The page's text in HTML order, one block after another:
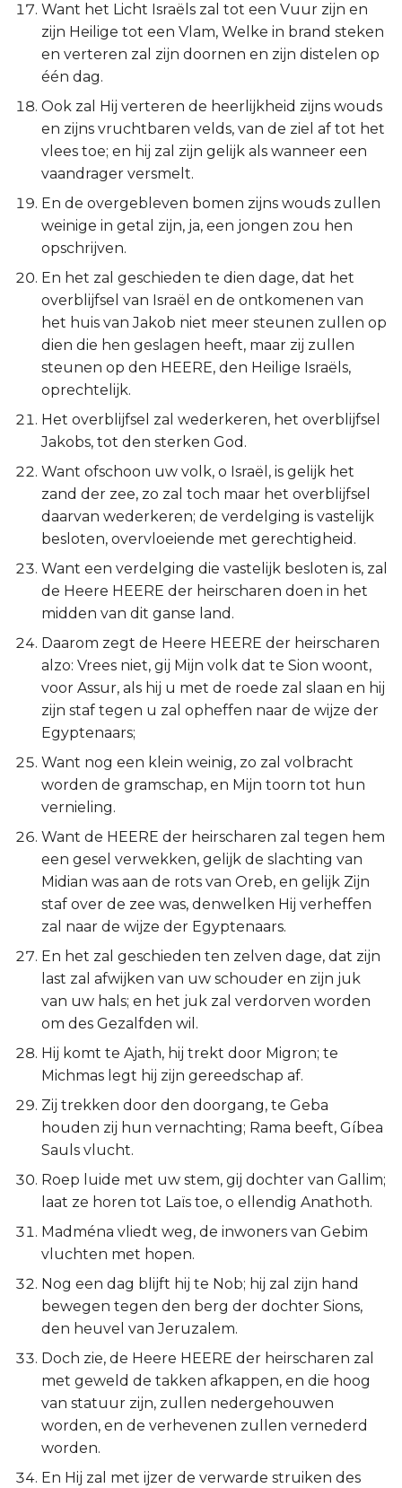
Want het Licht Israëls zal tot een Vuur zijn en
zijn Heilige tot een Vlam, Welke in brand steken
en verteren zal zijn doornen en zijn distelen op
één dag.
Ook zal Hij verteren de heerlijkheid zijns wouds
en zijns vruchtbaren velds, van de ziel af tot het
vlees toe; en hij zal zijn gelijk als wanneer een
vaandrager versmelt.
En de overgebleven bomen zijns wouds zullen
weinige in getal zijn, ja, een jongen zou hen
opschrijven.
En het zal geschieden te dien dage, dat het
overblijfsel van Israël en de ontkomenen van
het huis van Jakob niet meer steunen zullen op
dien die hen geslagen heeft, maar zij zullen
steunen op den HEERE, den Heilige Israëls,
oprechtelijk.
Het overblijfsel zal wederkeren, het overblijfsel
Jakobs, tot den sterken God.
Want ofschoon uw volk, o Israël, is gelijk het
zand der zee, zo zal toch maar het overblijfsel
daarvan wederkeren; de verdelging is vastelijk
besloten, overvloeiende met gerechtigheid.
Want een verdelging die vastelijk besloten is, zal
de Heere HEERE der heirscharen doen in het
midden van dit ganse land.
Daarom zegt de Heere HEERE der heirscharen
alzo: Vrees niet, gij Mijn volk dat te Sion woont,
voor Assur, als hij u met de roede zal slaan en hij
zijn staf tegen u zal opheffen naar de wijze der
Egyptenaars;
Want nog een klein weinig, zo zal volbracht
worden de gramschap, en Mijn toorn tot hun
vernieling.
Want de HEERE der heirscharen zal tegen hem
een gesel verwekken, gelijk de slachting van
Midian was aan de rots van Oreb, en gelijk Zijn
staf over de zee was, denwelken Hij verheffen
zal naar de wijze der Egyptenaars.
En het zal geschieden ten zelven dage, dat zijn
last zal afwijken van uw schouder en zijn juk
van uw hals; en het juk zal verdorven worden
om des Gezalfden wil.
Hij komt te Ajath, hij trekt door Migron; te
Michmas legt hij zijn gereedschap af.
Zij trekken door den doorgang, te Geba
houden zij hun vernachting; Rama beeft, Gíbea
Sauls vlucht.
Roep luide met uw stem, gij dochter van Gallim;
laat ze horen tot Laïs toe, o ellendig Anathoth.
Madména vliedt weg, de inwoners van Gebim
vluchten met hopen.
Nog een dag blijft hij te Nob; hij zal zijn hand
bewegen tegen den berg der dochter Sions,
den heuvel van Jeruzalem.
Doch zie, de Heere HEERE der heirscharen zal
met geweld de takken afkappen, en die hoog
van statuur zijn, zullen nedergehouwen
worden, en de verhevenen zullen vernederd
worden.
En Hij zal met ijzer de verwarde struiken des